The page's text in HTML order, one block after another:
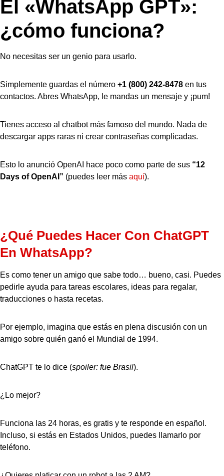
El «WhatsApp GPT»:
¿cómo funciona?
No necesitas ser un genio para usarlo.
Simplemente guardas el número +1 (800) 242-8478 en tus
contactos. Abres WhatsApp, le mandas un mensaje y ¡pum!
Tienes acceso al chatbot más famoso del mundo. Nada de
descargar apps raras ni crear contraseñas complicadas.
Esto lo anunció OpenAI hace poco como parte de sus “12
Days of OpenAI” (puedes leer más aquí).
¿Qué Puedes Hacer Con ChatGPT
En WhatsApp?
Es como tener un amigo que sabe todo… bueno, casi. Puedes
pedirle ayuda para tareas escolares, ideas para regalar,
traducciones o hasta recetas.
Por ejemplo, imagina que estás en plena discusión con un
amigo sobre quién ganó el Mundial de 1994.
ChatGPT te lo dice (spoiler: fue Brasil).
¿Lo mejor?
Funciona las 24 horas, es gratis y te responde en español.
Incluso, si estás en Estados Unidos, puedes llamarlo por
teléfono.